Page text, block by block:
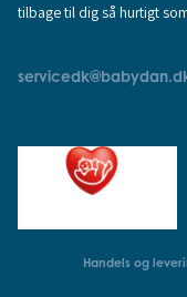
tilbage til dig så hurtigt
Handels og